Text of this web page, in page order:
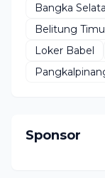
Bangka
Belitung
Loker Babel
Sponsor